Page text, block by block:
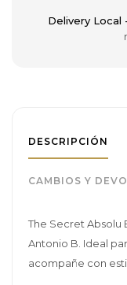
Delivery Local
DESCRIPCIÓN
CAMBIOS Y
The Secret Absolu
Antonio B. Ideal
acompañe con